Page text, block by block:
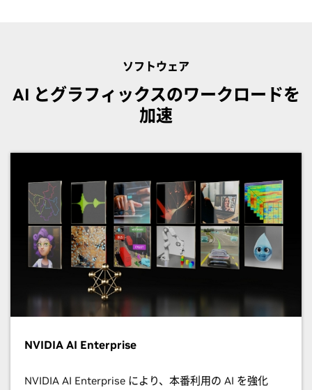
ソフトウェア
AI とグラフィックスのワークロードを
加速
NVIDIA AI Enterprise
NVIDIA AI Enterprise により、本番利用の AI を強化